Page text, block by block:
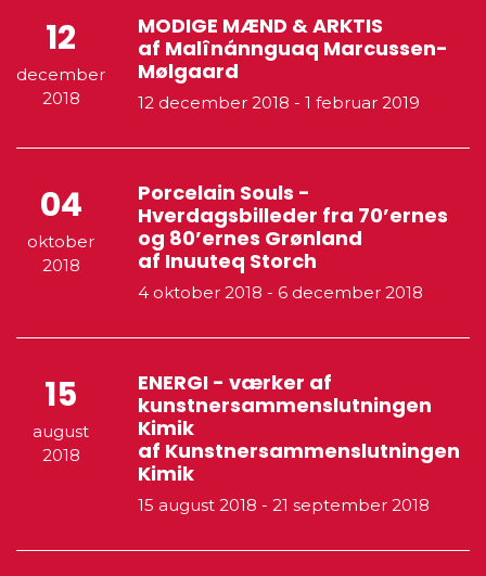
12
december
2018
MODIGE MÆND & ARKTIS
af Malînánnguaq Marcussen-
Mølgaard
12 december 2018 - 1 februar 2019
04
oktober
2018
Porcelain Souls -
Hverdagsbilleder fra 70’ernes
og 80’ernes Grønland
af Inuuteq Storch
4 oktober 2018 - 6 december 2018
15
august
2018
ENERGI - værker af
kunstnersammenslutningen
Kimik
af Kunstnersammenslutningen
Kimik
15 august 2018 - 21 september 2018